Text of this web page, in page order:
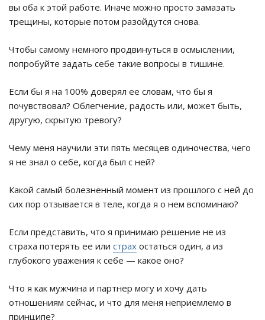
вы оба к этой работе. Иначе можно просто замазать
трещины, которые потом разойдутся снова.
Чтобы самому немного продвинуться в осмыслении,
попробуйте задать себе такие вопросы в тишине.
Если бы я на 100% доверял ее словам, что бы я
почувствовал? Облегчение, радость или, может быть,
другую, скрытую тревогу?
Чему меня научили эти пять месяцев одиночества, чего
я не знал о себе, когда был с ней?
Какой самый болезненный момент из прошлого с ней до
сих пор отзывается в теле, когда я о нем вспоминаю?
Если представить, что я принимаю решение не из
страха потерять ее или страх остаться один, а из
глубокого уважения к себе — какое оно?
Что я как мужчина и партнер могу и хочу дать
отношениям сейчас, и что для меня неприемлемо в
принципе?